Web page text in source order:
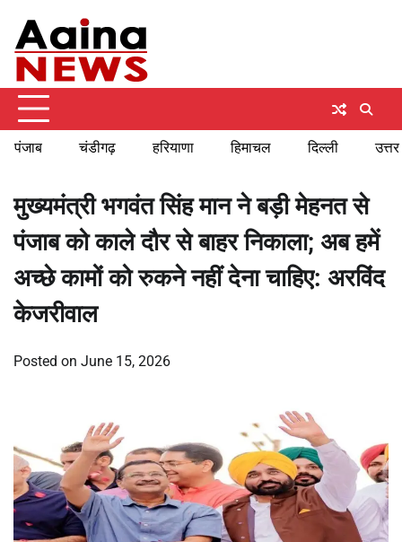
content
पंजाब चंडीगढ़ हरियाणा हिमाचल दिल्ली
मुख्यमंत्री भगवंत सिंह मान ने बड़ी मेहनत से
पंजाब को काले दौर से बाहर निकाला; अब हमें
अच्छे कामों को रुकने नहीं देना चाहिए: अरविंद
केजरीवाल
Posted on June 15, 2026